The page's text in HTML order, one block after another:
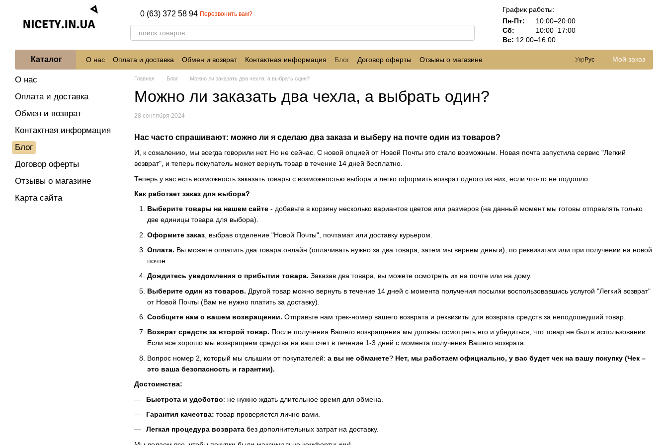
Перейти к основному контенту
0 (63) 372 58 94 Перезвонить вам?
График работы:
Пн-Пт:
10:00–20:00
Сб:
10:00–17:00
Вс: 12:00–16:00
Каталог О нас Оплата и доставка Обмен и возврат Контактная информация Блог Договор оферты Отзывы о магазине Укр Рус Мой заказ
Главная Блог Можно ли заказать два чехла, а выбрать один?
Можно ли заказать два чехла, а выбрать один?
28 сентября 2024
Нас часто спрашивают: можно ли я сделаю два заказа и выберу на почте один из товаров?
И, к сожалению, мы всегда говорили нет. Но не сейчас. С новой опцией от Новой Почты это стало возможным. Новая почта запустила сервис "Легкий
возврат", и теперь покупатель может вернуть товар в течение 14 дней бесплатно.
Теперь у вас есть возможность заказать товары с возможностью выбора и легко оформить возврат одного из них, если что-то не подошло.
Как работает заказ для выбора?
Выберите товары на нашем сайте - добавьте в корзину несколько вариантов цветов или размеров (на данный момент мы готовы отправлять только
две единицы товара для выбора).
Оформите заказ , выбрав отделение "Новой Почты", почтамат или доставку курьером.
Оплата. Вы можете оплатить два товара онлайн (оплачивать нужно за два товара, затем мы вернем деньги), по реквизитам или при получении на новой
почте.
Дождитесь уведомления о прибытии товара. Заказав два товара, вы можете осмотреть их на почте или на дому.
Выберите один из товаров. Другой товар можно вернуть в течение 14 дней с момента получения посылки воспользовавшись услугой "Легкий возврат"
от Новой Почты (Вам не нужно платить за доставку).
Сообщите нам о вашем возвращении. Отправьте нам трек-номер вашего возврата и реквизиты для возврата средств за неподошедший товар.
Возврат средств за второй товар. После получения Вашего возвращения мы должны осмотреть его и убедиться, что товар не был в использовании.
Если все хорошо мы возвращаем средства на ваш счет в течение 1-3 дней с момента получения Вашего возврата.
Вопрос номер 2, который мы слышим от покупателей: а вы не обманете? Нет, мы работаем официально, у вас будет чек на вашу покупку (Чек –
это ваша безопасность и гарантии).
Достоинства:
Быстрота и удобство: не нужно ждать длительное время для обмена.
Гарантия качества: товар проверяется лично вами.
Легкая процедура возврата без дополнительных затрат на доставку.
О нас
Оплата и доставка
Обмен и возврат
Контактная информация
Блог
Договор оферты
Отзывы о магазине
Карта сайта